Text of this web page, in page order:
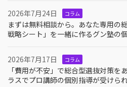
2026年7月24日 コラム
まずは無料相談から。あなた専用の
戦略シート」を一緒に作るグン塾の
2026年7月17日 コラム
「費用が不安」で総合型選抜対策を
ラスでプロ講師の個別指導が受けら